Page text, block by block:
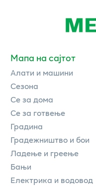
Мапа на сајтот
Алати и машини
Сезона
Се за дома
Се за готвење
Градина
Градежништво и бои
Ладење и греење
Бањи
Електрика и водовод